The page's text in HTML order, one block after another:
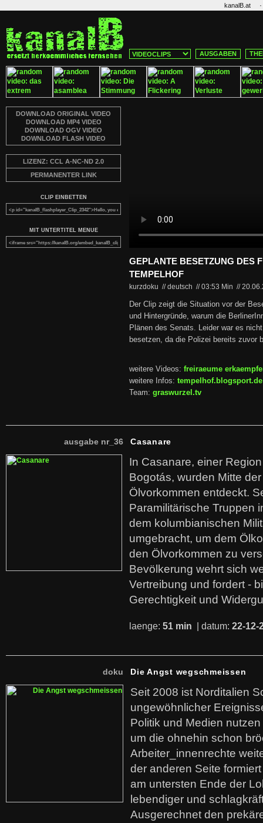
kanalB.at ·
AUSGABEN
DOWNLOAD ORIGINAL VIDEO
DOWNLOAD MP4 VIDEO
DOWNLOAD OGV VIDEO
DOWNLOAD FLASH VIDEO
LIZENZ: CCL A-NC-ND 2.0
PERMANENTER LINK
CLIP EINBETTEN
MIT UNTERTITEL MENUE
GEPLANTE BESETZUNG DES
TEMPELHOF
kurzdoku // deutsch //03:53 Min //
Der Clip zeigt die Situation vor der
und Hintergründe, warum die
Plänen des Senats. Leider war es
besetzen, da die Polizei bereits zuvor
weitere Videos: freiraeume
weitere Infos: tempelhof.blogsport.de
Team: graswurzel.tv
ausgabe nr_36 Casanare
In Casanare, einer
Bogotás, wurden Mitte
Ölvorkommen entdeckt.
Paramilitärische Truppen
dem kolumbianischen
umgebracht, um dem
den Ölvorkommen zu
Bevölkerung wehrt sich
Vertreibung und fordert -
Gerechtigkeit und
laenge: 51 min | datum: 22-12-
doku Die Angst wegschmeissen
Seit 2008 ist Norditalien
ungewöhnlicher
Politik und Medien
um die ohnehin schon
Arbeiter_innenrechte
der anderen Seite
am untersten Ende der
lebendiger und
Ausgerechnet den